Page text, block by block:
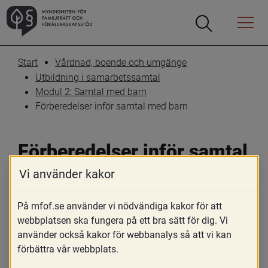
Öppna
Öppna
Menyn
Start
Vårdnad, boende och umgänge
Utbildning i samarbetssamtal
Modul 2: Samtal med barn
Förberedelser inför samtal med barn
Förberedelser inför samtal
med barn
Skriv ut Dela
Denna modul innehåller information om
och exempel på hur samtalsledare kan
Vi använder kakor
På mfof.se använder vi nödvändiga kakor för att
webbplatsen ska fungera på ett bra sätt för dig. Vi
använder också kakor för webbanalys så att vi kan
förbättra vår webbplats.